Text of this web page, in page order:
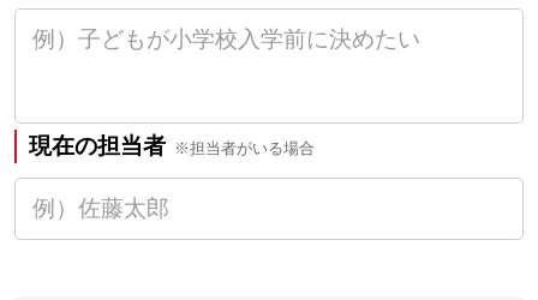
現在の担当者 ※担当者がいる場合